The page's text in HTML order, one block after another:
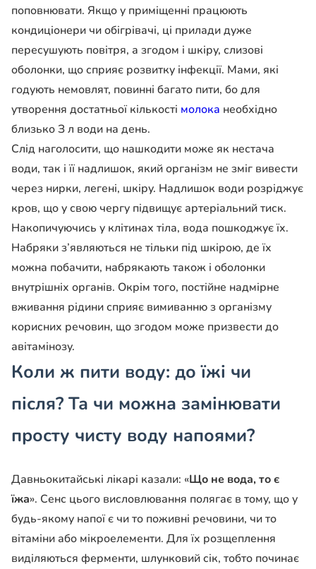
поповнювати. Якщо у приміщенні працюють
кондиціонери чи обігрівачі, ці прилади дуже
пересушують повітря, а згодом і шкіру, слизові
оболонки, що сприяє розвитку інфекції. Мами, які
годують немовлят, повинні багато пити, бо для
утворення достатньої кількості молока необхідно
близько З л води на день.
Слід наголосити, що нашкодити може як нестача
води, так і її надлишок, який організм не зміг вивести
через нирки, легені, шкіру. Надлишок води розріджує
кров, що у свою чергу підвищує артеріальний тиск.
Накопичуючись у клітинах тіла, вода пошкоджує їх.
Набряки з’являються не тільки під шкірою, де їх
можна побачити, набрякають також і оболонки
внутрішніх органів. Окрім того, постійне надмірне
вживання рідини сприяє вимиванню з організму
корисних речовин, що згодом може призвести до
авітамінозу.
Коли ж пити воду: до їжі чи
після? Та чи можна замінювати
просту чисту воду напоями?
Давньокитайські лікарі казали: «Що не вода, то є
їжа». Сенс цього висловлювання полягає в тому, що у
будь-якому напої є чи то поживні речовини, чи то
вітаміни або мікроелементи. Для їх розщеплення
виділяються ферменти, шлунковий сік, тобто починає